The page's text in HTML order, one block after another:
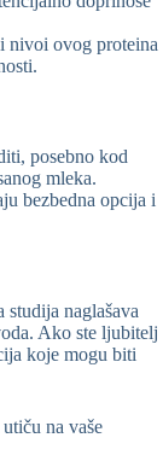
nivoi ovog proteina
posebno kod
mleka.
bezbedna opcija i
studija naglašava
Ako ste ljubitelj
koje mogu biti
na vaše